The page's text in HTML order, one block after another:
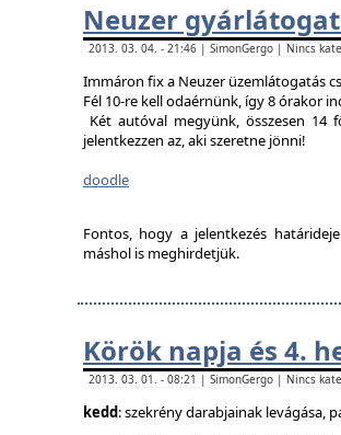
Neuzer
2013. 03. 04. - 21:46 | SimonGergo | Nincs
Immáron fix a Neuzer üzemlátogatás
Fél 10-re kell odaérnünk, így 8 órakor
Két autóval megyünk, összesen 14
jelentkezzen az, aki szeretne jönni!
doodle
Fontos, hogy a jelentkezés
máshol is meghirdetjük.
Körök napja és 4.
2013. 03. 01. - 08:21 | SimonGergo | Nincs
kedd: szekrény darabjainak levágása,